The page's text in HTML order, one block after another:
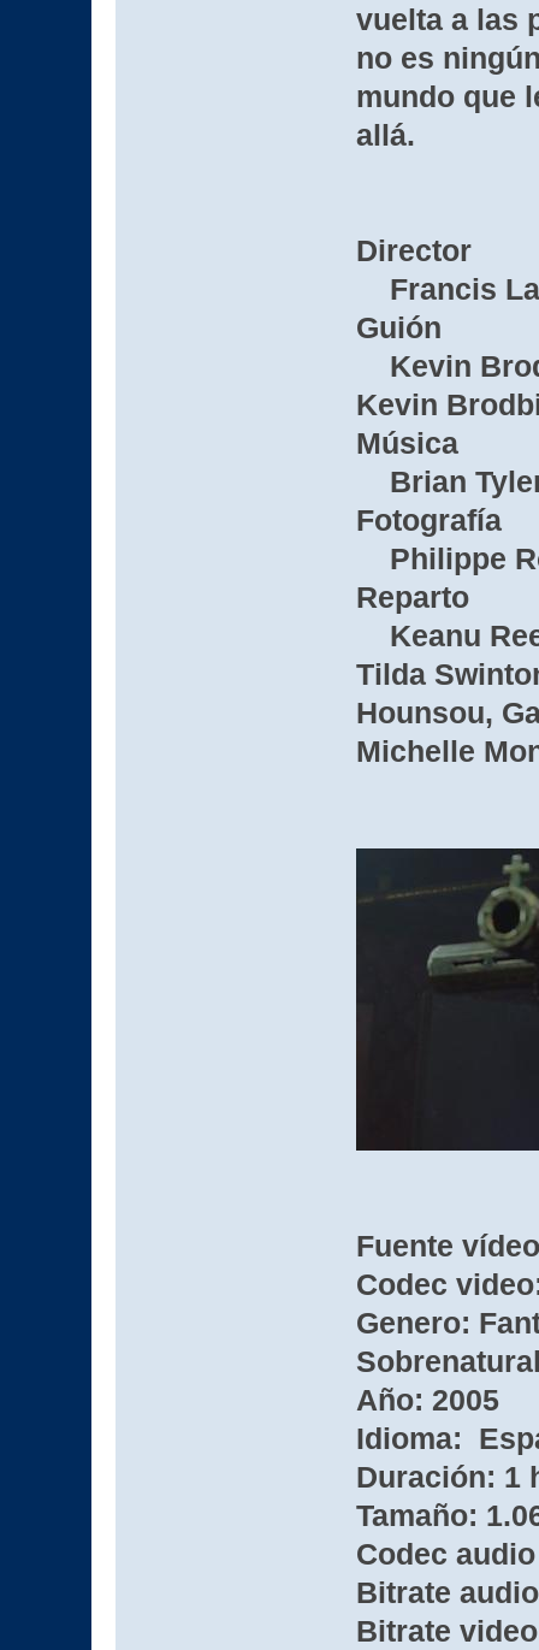
vuelta a las
no es
mundo que
allá.
Director
Francis
Guión
Kevin
Kevin
Música
Brian
Fotografía
Philippe
Reparto
Keanu
Tilda
Hounsou,
Michelle
Fuente
Codec
Genero:
Año: 2005
Idioma:
Duración: 1
Tamaño:
Codec
Bitrate
Bitrate